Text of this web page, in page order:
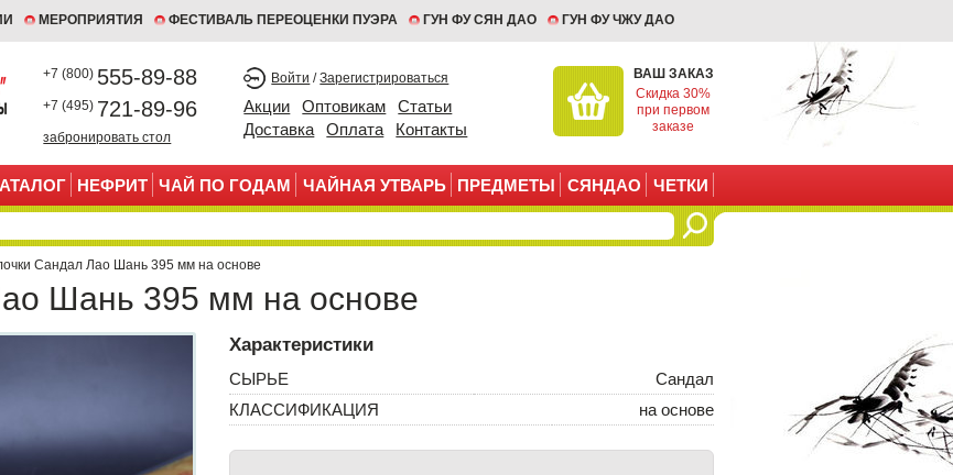
МЕРОПРИЯТИЯ ФЕСТИВАЛЬ ПЕРЕОЦЕНКИ ПУЭРА ГУН ФУ СЯН ДАО ГУН ФУ ЧЖУ ДАО
+7 (800) 555-89-88
+7 (495) 721-89-96
забронировать стол
Войти /Зарегистрироваться
Акции Оптовикам
Статьи
Доставка
Оплата Контакты
ВАШ ЗАКАЗ
Скидка 30%
при первом
заказе
НЕФРИТ ЧАЙ ПО ГОДАМ ЧАЙНАЯ УТВАРЬ ПРЕДМЕТЫ СЯНДАО ЧЕТКИ
Сандал Лао Шань 395 мм на основе
Шань 395 мм на основе
Характеристики
СЫРЬЕ
Сандал
КЛАССИФИКАЦИЯ
на основе